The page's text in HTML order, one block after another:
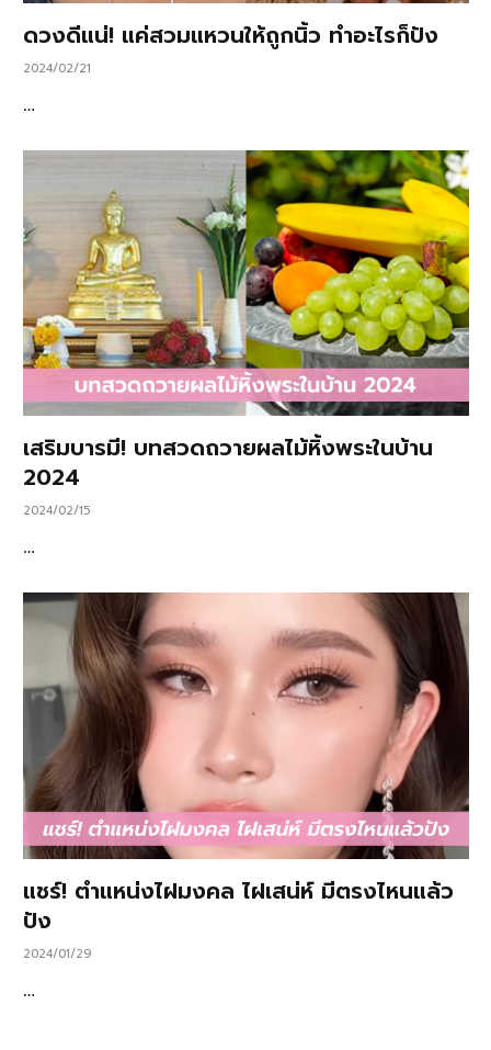
ดวงดีแน่! แค่สวมแหวนให้ถูกนิ้ว ทำอะไรก็ปัง
2024/02/21
…
เสริมบารมี! บทสวดถวายผลไม้หิ้งพระในบ้าน
2024
2024/02/15
…
แชร์! ตำแหน่งไฝมงคล ไฝเสน่ห์ มีตรงไหนแล้ว
ปัง
2024/01/29
…